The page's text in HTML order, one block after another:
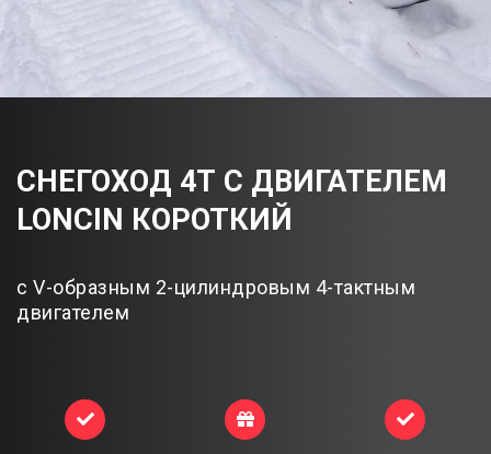
СНЕГОХОД 4Т С ДВИГАТЕЛЕМ
LONCIN КОРОТКИЙ
с V-образным 2-цилиндровым 4-тактным
двигателем